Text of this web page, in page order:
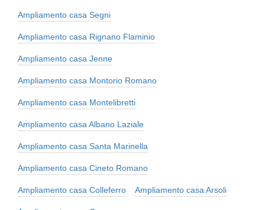
Ampliamento casa Segni
Ampliamento casa Rignano Flaminio
Ampliamento casa Jenne
Ampliamento casa Montorio Romano
Ampliamento casa Montelibretti
Ampliamento casa Albano Laziale
Ampliamento casa Santa Marinella
Ampliamento casa Cineto Romano
Ampliamento casa Colleferro Ampliamento casa Arsoli